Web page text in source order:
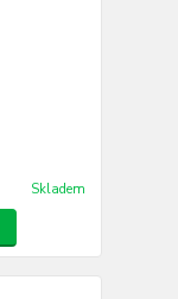
Skladem